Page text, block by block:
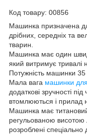
Код товару: 00856
Машинка призначена
дрібних, середніх та
тварин.
Машинка має один
який витримує тривалі
Потужність машинки 35
Мала вага машинки
додаткові зручності
втомлюються і прилад
Машинка має
регульованою
розроблені